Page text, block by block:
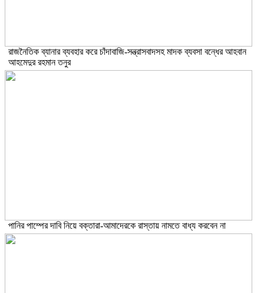
রাজনৈতিক ব্যানার ব্যবহার করে চাঁদাবাজি-সন্ত্রাসবাদসহ মাদক ব্যবসা বন্ধের আহবান
আহমেদুর রহমান তনুর
পানির পাম্পের দাবি নিয়ে বক্তারা-আমাদেরকে রাস্তায় নামতে বাধ্য করবেন না